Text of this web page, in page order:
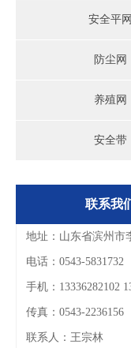
安全平网
防尘网
养殖网
安全带
联系我
地址：山东省滨州市
电话：0543-5831732
手机：13336282102
传真：0543-2236156
联系人：王宗林